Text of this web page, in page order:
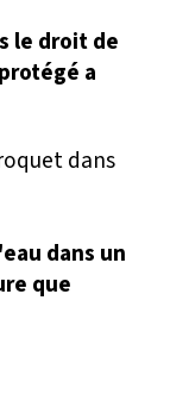
le droit de
a
dans un
que